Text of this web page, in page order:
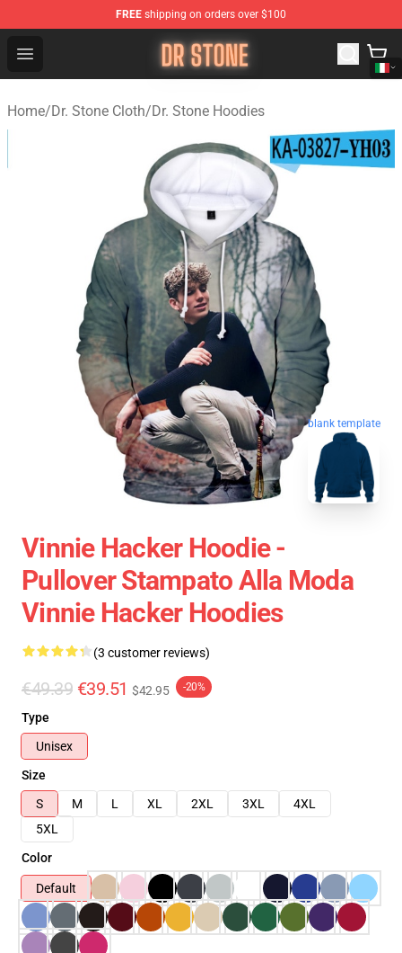
FREE shipping on orders over $100
Open menu
Dr Stone Store - Official Dr Stone Merchandise Shop
Home/Dr. Stone Cloth/Dr. Stone Hoodies
blank template
Vinnie Hacker Hoodie -
Pullover Stampato Alla Moda
Vinnie Hacker Hoodies
(3 customer reviews)
€49.39 €39.51 $42.95 -20%
Type
Unisex
Size
S
M L XL 2XL 3XL
4XL
5XL
Color
Default